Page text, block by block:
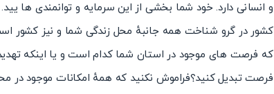
و انسانی دارد. خود شما بخشی از این سرمایه و توانمندی ها یید.
کشور در گرو شناخت همه جانبهٔ محل زندگی شما و نیز کشور
که فرصت های موجود در استان شما کدام است و یا اینکه
فرصت تبدیل کنید؟فراموش نکنید که همهٔ امکانات موجود در